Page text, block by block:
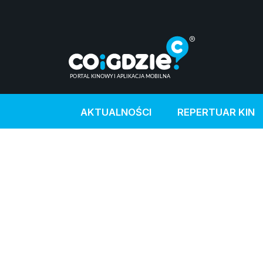
AKTUALNOŚCI REPERTUAR KIN